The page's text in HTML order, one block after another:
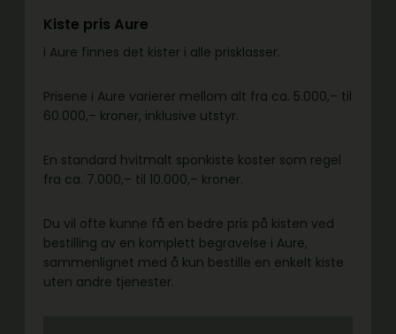
Kiste pris Aure
i Aure finnes det kister i alle prisklasser.
Prisene i Aure varierer mellom alt fra ca. 5.000,– til
60.000,– kroner, inklusive utstyr.
En standard hvitmalt sponkiste koster som regel
fra ca. 7.000,– til 10.000,– kroner.
Du vil ofte kunne få en bedre pris på kisten ved
bestilling av en komplett begravelse i Aure,
sammenlignet med å kun bestille en enkelt kiste
uten andre tjenester.